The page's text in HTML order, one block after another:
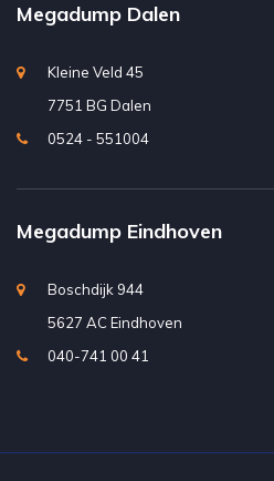
Megadump Dalen
Kleine Veld 45
7751 BG Dalen
0524 - 551004
Megadump Eindhoven
Boschdijk 944
5627 AC Eindhoven
040-741 00 41